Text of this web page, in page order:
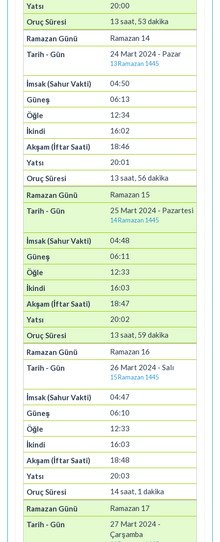
20:00
13 saat, 53 dakika
Ramazan 14
24 Mart 2024 - Pazar
13 Ramazan 1445
04:50
06:13
12:34
16:02
18:46
20:01
13 saat, 56 dakika
Ramazan 15
25 Mart 2024 - Pazartesi
14 Ramazan 1445
04:48
06:11
12:33
16:03
18:47
20:02
13 saat, 59 dakika
Ramazan 16
26 Mart 2024 - Salı
15 Ramazan 1445
04:47
06:10
12:33
16:03
18:48
20:03
14 saat, 1 dakika
Ramazan 17
27 Mart 2024 -
Çarşamba